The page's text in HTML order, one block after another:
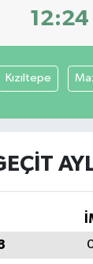
12:24
Kızıltepe